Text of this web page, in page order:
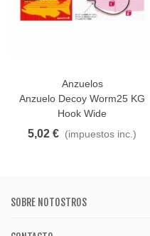
Anzuelos
Anzuelo Decoy Worm25 KG
Hook Wide
5,02 € (impuestos inc.)
SOBRE NOTOSTROS